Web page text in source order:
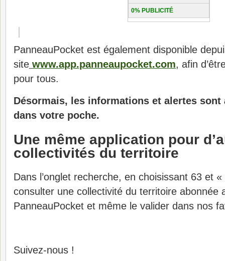
0% PUBLICITÉ
PanneauPocket est également disponible
site www.app.panneaupocket.com, afin
pour tous.
Désormais, les informations et alertes sont
dans votre poche.
Une même application pour
collectivités du territoire
Dans l’onglet recherche, en choisissant 63 et
consulter une collectivité du territoire abonnée
PanneauPocket et même le valider dans nos
Suivez-nous !